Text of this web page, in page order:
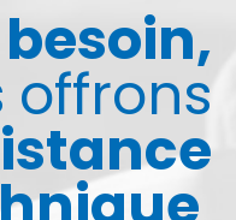
offrons